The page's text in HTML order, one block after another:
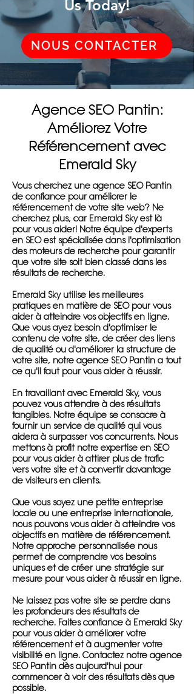
Us Today!
NOUS CONTACTER
Agence SEO Pantin:
Améliorez Votre
Référencement avec
Emerald Sky
Vous cherchez une agence SEO Pantin
de confiance pour améliorer le
référencement de votre site web? Ne
cherchez plus, car Emerald Sky est là
pour vous aider! Notre équipe d'experts
en SEO est spécialisée dans l'optimisation
des moteurs de recherche pour garantir
que votre site soit bien classé dans les
résultats de recherche.
Emerald Sky utilise les meilleures
pratiques en matière de SEO pour vous
aider à atteindre vos objectifs en ligne.
Que vous ayez besoin d'optimiser le
contenu de votre site, de créer des liens
de qualité ou d'améliorer la structure de
votre site, notre agence SEO Pantin a tout
ce qu'il faut pour vous aider à réussir.
En travaillant avec Emerald Sky, vous
pouvez vous attendre à des résultats
tangibles. Notre équipe se consacre à
fournir un service de qualité qui vous
aidera à surpasser vos concurrents. Nous
mettons à profit notre expertise en SEO
pour vous aider à attirer plus de trafic
vers votre site et à convertir davantage
de visiteurs en clients.
Que vous soyez une petite entreprise
locale ou une entreprise internationale,
nous pouvons vous aider à atteindre vos
objectifs en matière de référencement.
Notre approche personnalisée nous
permet de comprendre vos besoins
uniques et de créer une stratégie sur
mesure pour vous aider à réussir en ligne.
Ne laissez pas votre site se perdre dans
les profondeurs des résultats de
recherche. Faites confiance à Emerald Sky
pour vous aider à améliorer votre
référencement et à augmenter votre
visibilité en ligne. Contactez notre agence
SEO Pantin dès aujourd'hui pour
commencer à voir des résultats dès que
possible.